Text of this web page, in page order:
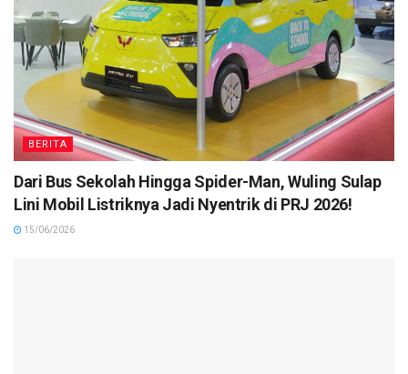
BERITA
Dari Bus Sekolah Hingga Spider-Man, Wuling Sulap
Lini Mobil Listriknya Jadi Nyentrik di PRJ 2026!
15/06/2026